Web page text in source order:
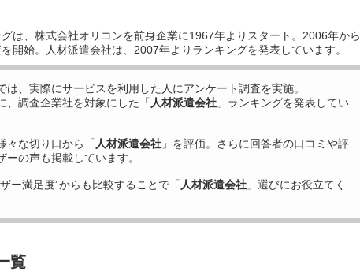
は、株式会社オリコンを前身企業に1967年よりスタート。2006年から
開始。人材派遣会社は、2007年よりランキングを発表しています。
は、実際にサービスを利用した 人にアンケート調査を実施。
、調査企業社を対象にした「 人材派遣会社 」ランキングを発表してい
々な切り口から「 人材派遣会社 」を評価。さらに回答者の口コミや評
の声も掲載しています。
ー満足度”からも比較することで「 人材派遣会社 」選びにお役立てく
覧